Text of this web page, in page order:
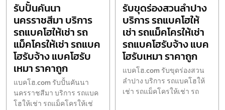
รับปั้นคันนา
นครราชสีมา บริการ
รถแบคโฮให้เช่า รถ
แม็คโครให้เช่า รถแบค
โฮรับจ้าง แบคโฮรับ
เหมา ราคาถูก
แบคโฮ.com รับปั้นคันนา
นครราชสีมา บริการ รถแบค
โฮให้เช่า รถแม็คโครให้เช่
รับขุดร่องสวนลำปาง
บริการ รถแบคโฮให้
เช่า รถแม็คโครให้เช่า
รถแบคโฮรับจ้าง แบค
โฮรับเหมา ราคาถูก
แบคโฮ.com รับขุดร่องสวน
ลำปาง บริการ รถแบคโฮให้
เช่า รถแม็คโครให้เช่า รถ